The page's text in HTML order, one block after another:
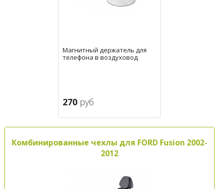
Магнитный держатель для
телефона в воздуховод
270 руб
Комбинированные чехлы для FORD Fusion 2002-
2012